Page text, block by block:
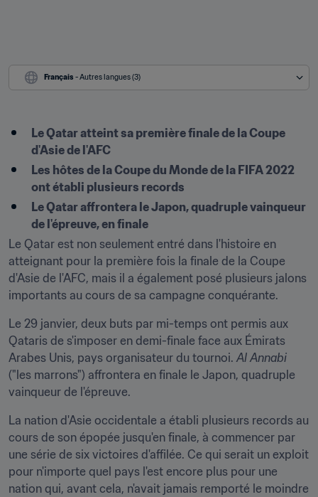
Français - Autres langues (3)
Le Qatar atteint sa première finale de la Coupe
d'Asie de l'AFC
Les hôtes de la Coupe du Monde de la FIFA 2022
ont établi plusieurs records
Le Qatar affrontera le Japon, quadruple vainqueur
de l'épreuve, en finale
Le Qatar est non seulement entré dans l'histoire en
atteignant pour la première fois la finale de la Coupe
d'Asie de l'AFC, mais il a également posé plusieurs jalons
importants au cours de sa campagne conquérante.
Le 29 janvier, deux buts par mi-temps ont permis aux
Qataris de s'imposer en demi-finale face aux Émirats
Arabes Unis, pays organisateur du tournoi. Al Annabi
("les marrons") affrontera en finale le Japon, quadruple
vainqueur de l'épreuve.
La nation d'Asie occidentale a établi plusieurs records au
cours de son épopée jusqu'en finale, à commencer par
une série de six victoires d'affilée. Ce qui serait un exploit
pour n'importe quel pays l'est encore plus pour une
nation qui, avant cela, n'avait jamais remporté le moindre